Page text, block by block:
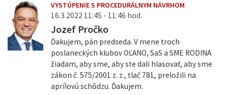
VYSTÚPENIE S PROCEDURÁLNYM NÁVRHOM
16.3.2022 11:45 - 11:46 hod.
Jozef Pročko
Ďakujem, pán predseda. V mene troch
poslaneckých klubov OĽANO, SaS a SME RODINA
žiadam, aby sme, aby ste dali hlasovať, aby sme
zákon č. 575/2001 z. z., tlač 781, preložili na
aprílovú schôdzu. Ďakujem.